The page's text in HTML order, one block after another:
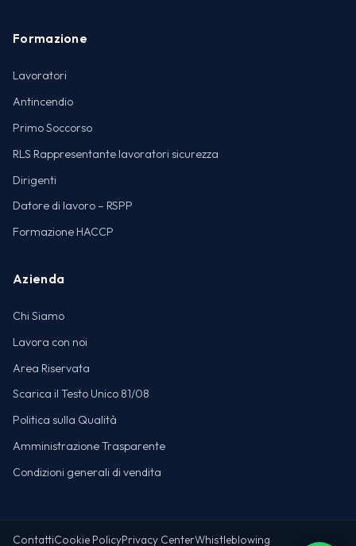
Formazione
Lavoratori
Antincendio
Primo Soccorso
RLS Rappresentante lavoratori sicurezza
Dirigenti
Datore di lavoro – RSPP
Formazione HACCP
Azienda
Chi Siamo
Lavora con noi
Area Riservata
Scarica il Testo Unico 81/08
Politica sulla Qualità
Amministrazione Trasparente
Condizioni generali di vendita
ContattiCookie PolicyPrivacy CenterWhistleblowing